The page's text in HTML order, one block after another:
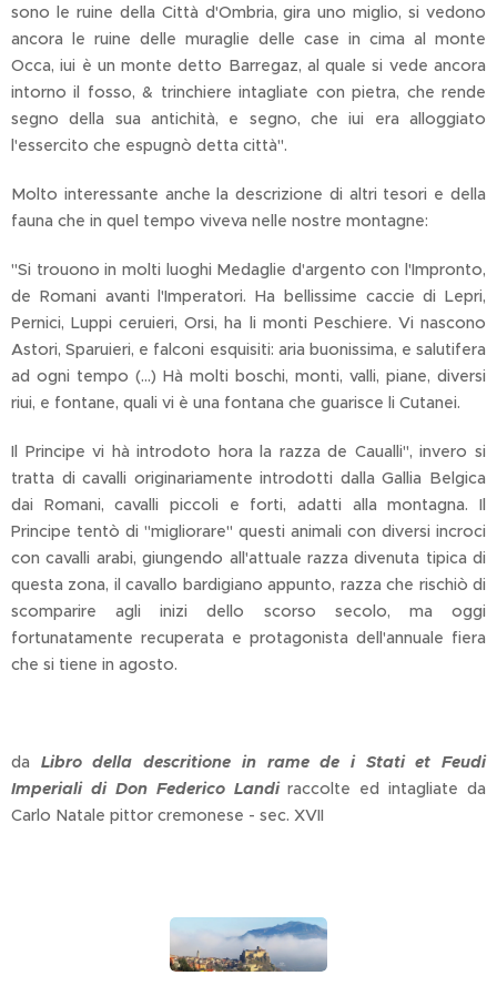
sono le ruine della Città d'Ombria, gira uno miglio, si vedono
ancora le ruine delle muraglie delle case in cima al monte
Occa, iui è un monte detto Barregaz, al quale si vede ancora
intorno il fosso, & trinchiere intagliate con pietra, che rende
segno della sua antichità, e segno, che iui era alloggiato
l'essercito che espugnò detta città".
Molto interessante anche la descrizione di altri tesori e della
fauna che in quel tempo viveva nelle nostre montagne:
"Si trouono in molti luoghi Medaglie d'argento con l'Impronto,
de Romani avanti l'Imperatori. Ha bellissime caccie di Lepri,
Pernici, Luppi ceruieri, Orsi, ha li monti Peschiere. Vi nascono
Astori, Sparuieri, e falconi esquisiti: aria buonissima, e salutifera
ad ogni tempo (...) Hà molti boschi, monti, valli, piane, diversi
riui, e fontane, quali vi è una fontana che guarisce li Cutanei.
Il Principe vi hà introdoto hora la razza de Caualli", invero si
tratta di cavalli originariamente introdotti dalla Gallia Belgica
dai Romani, cavalli piccoli e forti, adatti alla montagna. Il
Principe tentò di "migliorare" questi animali con diversi incroci
con cavalli arabi, giungendo all'attuale razza divenuta tipica di
questa zona, il cavallo bardigiano appunto, razza che rischiò di
scomparire agli inizi dello scorso secolo, ma oggi
fortunatamente recuperata e protagonista dell'annuale fiera
che si tiene in agosto.
da Libro della descritione in rame de i Stati et Feudi
Imperiali di Don Federico Landiraccolte ed intagliate da
Carlo Natale pittor cremonese - sec. XVII